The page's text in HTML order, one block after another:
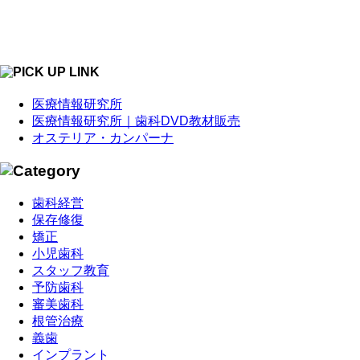
医療情報研究所
医療情報研究所｜歯科DVD教材販売
オステリア・カンパーナ
歯科経営
保存修復
矯正
小児歯科
スタッフ教育
予防歯科
審美歯科
根管治療
義歯
インプラント